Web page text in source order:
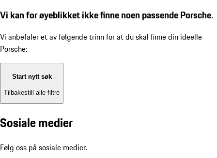
Vi kan for øyeblikket ikke finne noen passende Porsche.
Vi anbefaler et av følgende trinn for at du skal finne din ideelle
Porsche:
Start nytt søk
Tilbakestill alle filtre
Sosiale medier
Følg oss på sosiale medier.